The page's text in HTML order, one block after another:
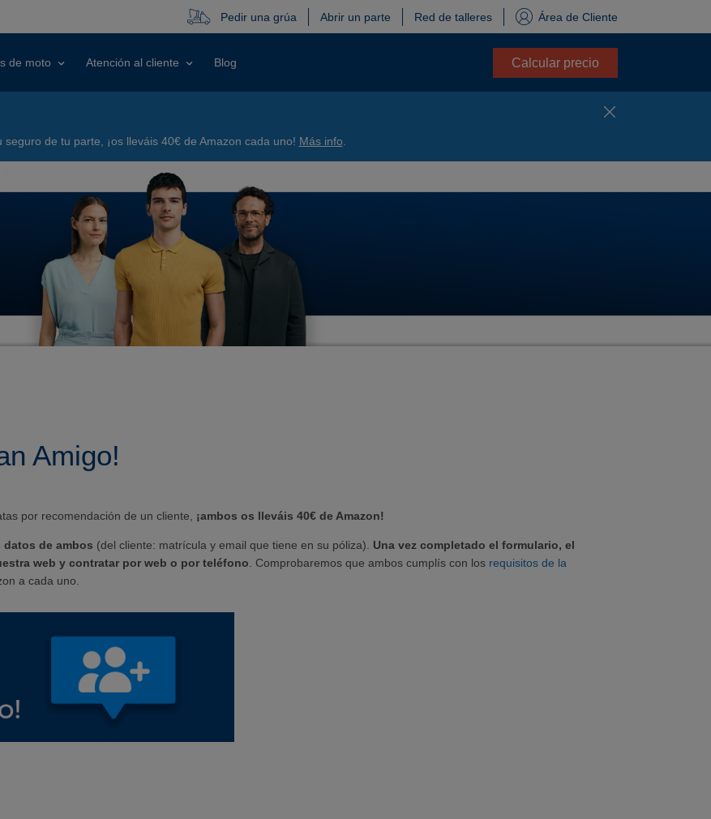
Pedir una grúa Abrir un parte Red de talleres Área de Cliente
de moto Atención al cliente Blog Calcular precio
de tu parte, ¡os lleváis 40€ de Amazon cada uno! Más info
Amigo!
por recomendación de un cliente, ¡ambos os lleváis 40€ de Amazon!
de ambos (del cliente: matrícula y email que tiene en su póliza). Una vez completado el formulario, el
web y contratar por web o por teléfono. Comprobaremos que ambos cumplís con los requisitos de la
a cada uno.